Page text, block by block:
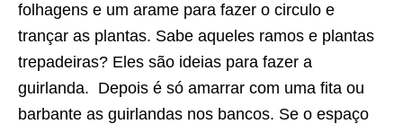
folhagens e um arame para fazer o circulo e
trançar as plantas. Sabe aqueles ramos e plantas
trepadeiras? Eles são ideias para fazer a
guirlanda. Depois é só amarrar com uma fita ou
barbante as guirlandas nos bancos. Se o espaço